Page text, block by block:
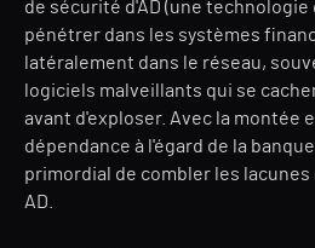
de sécurité d'AD (une technologie
pénétrer dans les systèmes
latéralement dans le réseau,
logiciels malveillants qui se
avant d'exploser. Avec la montée
dépendance à l'égard de la
primordial de combler les
AD.